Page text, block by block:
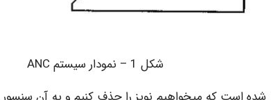
شکل 1 – نمودار سیستم ANC